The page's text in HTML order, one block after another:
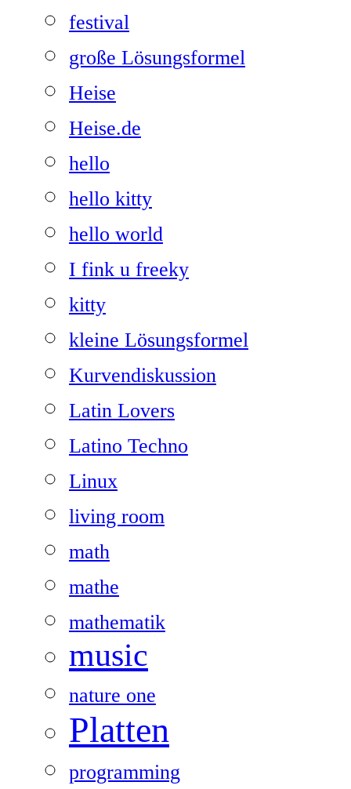
festival
große Lösungsformel
Heise
Heise.de
hello
hello kitty
hello world
I fink u freeky
kitty
kleine Lösungsformel
Kurvendiskussion
Latin Lovers
Latino Techno
Linux
living room
math
mathe
mathematik
music
nature one
Platten
programming